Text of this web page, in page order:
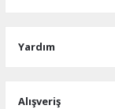
Yardım
Alışveriş